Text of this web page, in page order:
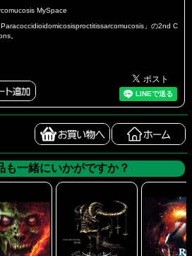
MySpace
」の2nd C
。
も一緒にいかがですか？